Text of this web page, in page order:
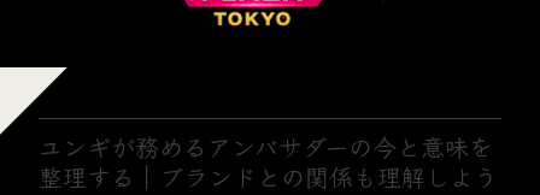
ユンギが務めるアンバサダーの今と意味を
整理する｜ブランドとの関係も理解しよう